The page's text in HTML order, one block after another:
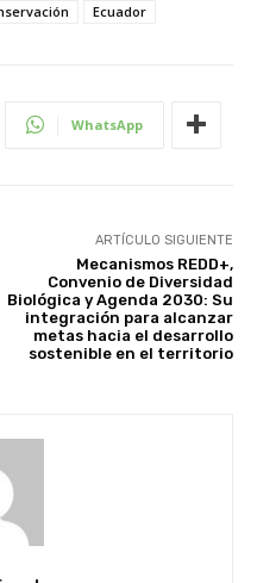
Ecuador
WhatsApp
ARTÍCULO SIGUIENTE
Mecanismos REDD+,
Convenio de Diversidad
Biológica y Agenda 2030: Su
integración para alcanzar
metas hacia el desarrollo
sostenible en el territorio